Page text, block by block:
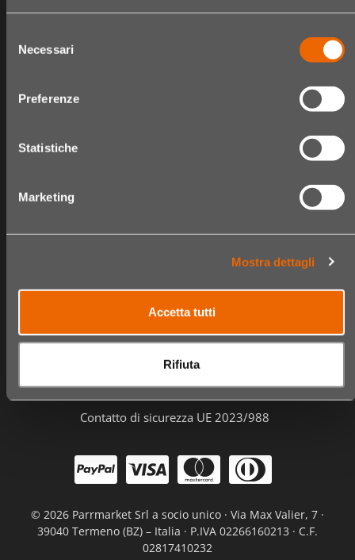
delNecessari
Preferenze
Statistiche
Marketing
Mostra dettagli
Accetta tutti
Rifiuta
Chi siamo
Negozi
Video
Catalogo Articoli
Ordini
Informazioni
Domande frequenti
Contatto e assistenza clienti
Privacy e Cookie Policy
Termini e Condizioni
Contatto di sicurezza UE 2023/988
© 2026 Parrmarket Srl a socio unico · Via Max Valier, 7 ·
39040 Termeno (BZ) – Italia · P.IVA 02266160213 · C.F.
02817410232